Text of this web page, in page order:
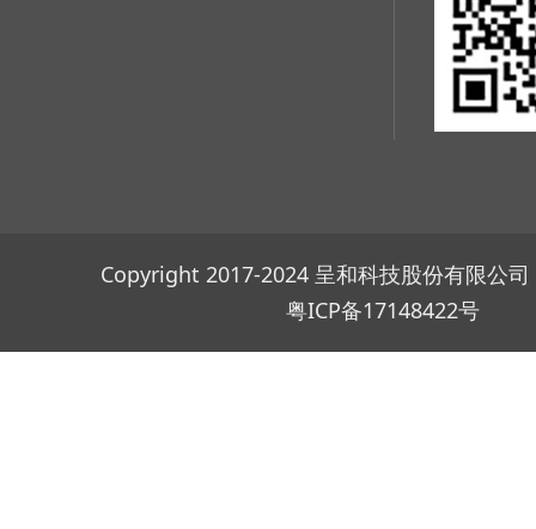
Copyright 2017-2024 呈和科技股份有限公
粤ICP备17148422号